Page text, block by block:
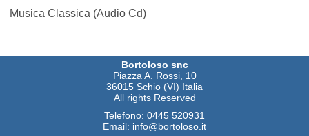
Musica Classica (Audio Cd)
Bortoloso snc
Piazza A. Rossi, 10
36015 Schio (VI) Italia
All rights Reserved
Telefono: 0445 520931
Email: info@bortoloso.it